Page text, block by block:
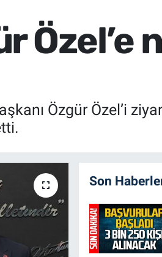
Özel’e
Özgür Özel’i
Son